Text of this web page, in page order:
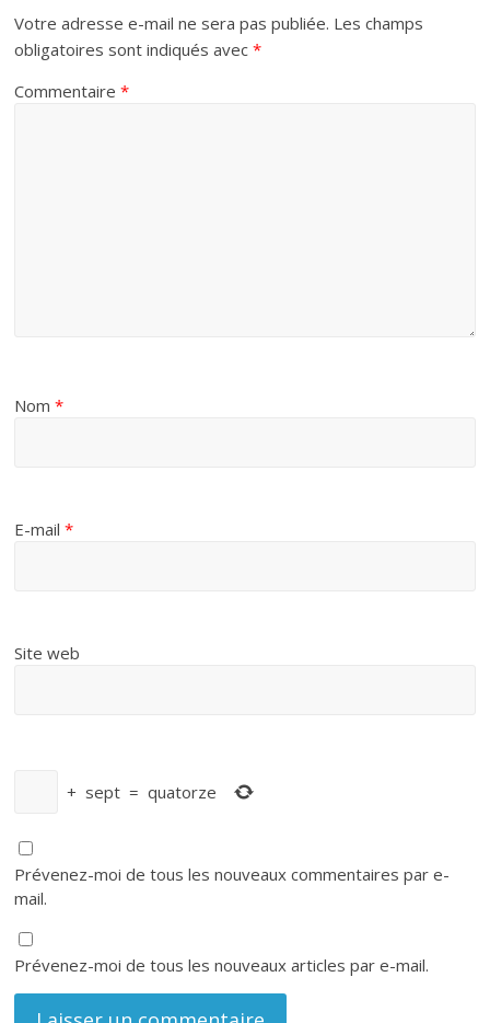
Votre adresse e-mail ne sera pas publiée. Les champs
obligatoires sont indiqués avec*
Commentaire*
Nom*
E-mail*
Site web
+ sept = quatorze
Prévenez-moi de tous les nouveaux commentaires par e-
mail.
Prévenez-moi de tous les nouveaux articles par e-mail.